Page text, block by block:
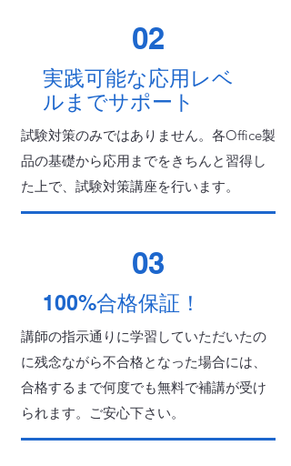
02
実践可能な応用レベ
ルまでサポート
試験対策のみではありません。各Office製
品の基礎から応用までをきちんと習得し
た上で、試験対策講座を行います。
03
100%合格保証！
講師の指示通りに学習していただいたの
に残念ながら不合格となった場合には、
合格するまで何度でも無料で補講が受け
られます。ご安心下さい。